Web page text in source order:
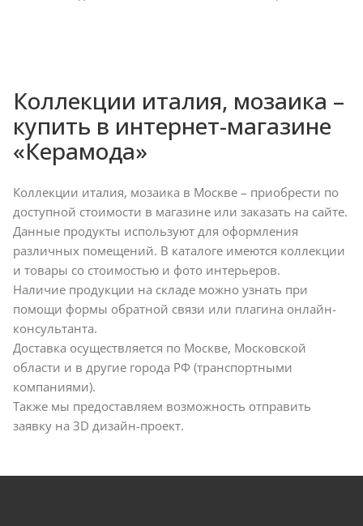
Коллекции италия, мозаика –
купить в интернет-магазине
«Керамода»
Коллекции италия, мозаика в Москве – приобрести по
доступной стоимости в магазине или заказать на сайте.
Данные продукты используют для оформления
различных помещений. В каталоге имеются коллекции
и товары со стоимостью и фото интерьеров.
Наличие продукции на складе можно узнать при
помощи формы обратной связи или плагина онлайн-
консультанта.
Доставка осуществляется по Москве, Московской
области и в другие города РФ (транспортными
компаниями).
Также мы предоставляем возможность отправить
заявку на 3D дизайн-проект.